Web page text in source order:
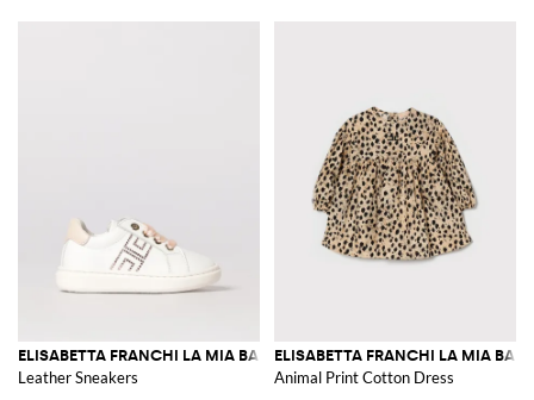
ELISABETTA FRANCHI LA MIA BAMBINA
Leather Sneakers
ELISABETTA FRANCHI LA MIA
Animal Print Cotton Dress